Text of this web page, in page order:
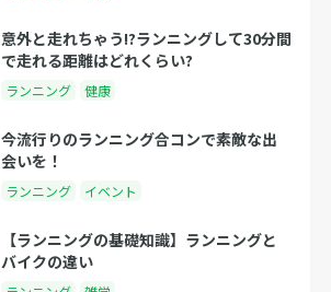
意外と走れちゃう!?ランニングして30分間
で走れる距離はどれくらい?
ランニング 健康
今流行りのランニング合コンで素敵な出
会いを！
ランニング イベント
【ランニングの基礎知識】ランニングと
バイクの違い